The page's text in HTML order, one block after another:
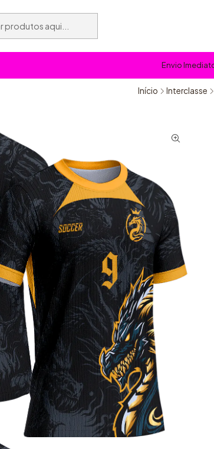
Envio
Início Interclasse